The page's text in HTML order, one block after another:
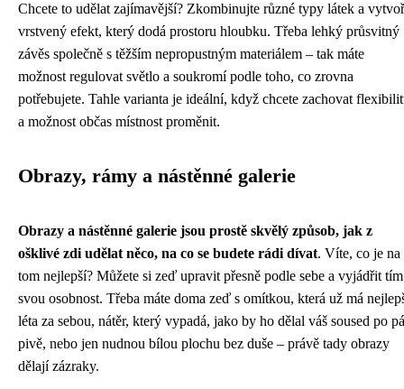
Chcete to udělat zajímavější? Zkombinujte různé typy látek a
vrstvený efekt, který dodá prostoru hloubku. Třeba lehký průsvitný
závěs společně s těžším nepropustným materiálem – tak máte
možnost regulovat světlo a soukromí podle toho, co zrovna
potřebujete. Tahle varianta je ideální, když chcete zachovat
a možnost občas místnost proměnit.
Obrazy, rámy a nástěnné galerie
Obrazy a nástěnné galerie jsou prostě skvělý způsob, jak z
ošklivé zdi udělat něco, na co se budete rádi dívat. Víte, co je na
tom nejlepší? Můžete si zeď upravit přesně podle sebe a vyjádřit tím
svou osobnost. Třeba máte doma zeď s omítkou, která už má
léta za sebou, nátěr, který vypadá, jako by ho dělal váš soused po
pivě, nebo jen nudnou bílou plochu bez duše – právě tady obrazy
dělají zázraky.